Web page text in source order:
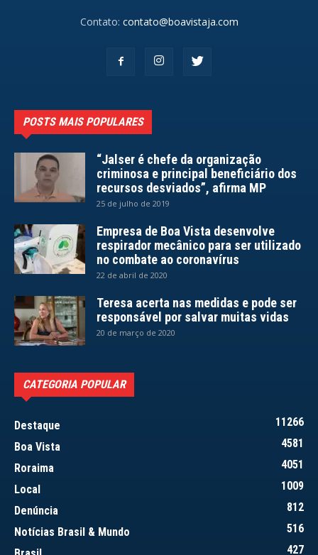
Contato: contato@boavistaja.com
POSTS MAIS POPULARES
“Jalser é chefe da organização
criminosa e principal beneficiário dos
recursos desviados”, afirma MP
25 de julho de 2019
Empresa de Boa Vista desenvolve
respirador mecânico para ser utilizado
no combate ao coronavírus
22 de abril de 2020
Teresa acerta nas medidas e pode ser
responsável por salvar muitas vidas
20 de março de 2020
CATEGORIA POPULAR
Destaque
11266
Boa Vista
4581
Roraima
4051
Local
1009
Denúncia
812
Notícias Brasil & Mundo
516
427